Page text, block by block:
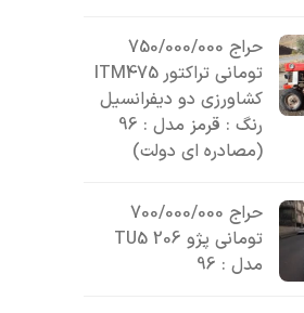
حراج 750/000/000
تومانی تراکتور ITM475
کشاورزی دو دیفرانسیل
رنگ : قرمز مدل : 96
(مصادره ای دولت)
حراج 700/000/000
تومانی پژو 206 TU5
مدل : 96